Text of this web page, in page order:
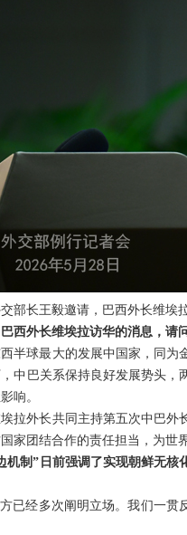
部长王毅邀请，巴西外长维埃
西外长维埃拉访华的消息，
半球最大的发展中国家，同
中巴关系保持良好发展势头
响。
拉外长共同主持第五次中巴
家团结合作的责任担当，为世
机制”日前强调了实现朝鲜无
已经多次阐明立场。我们一